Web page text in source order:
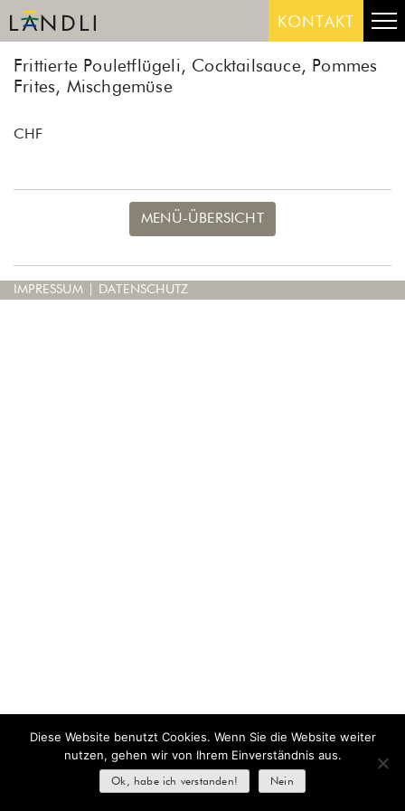
Skip
to
KONTAKT
Frittierte Pouletflügeli, Cocktailsauce, Pommes
Frites, Mischgemüse
CHF
MENÜ-ÜBERSICHT
IMPRESSUM DATENSCHUTZ
Diese Website benutzt Cookies. Wenn Sie die Website weiter
nutzen, gehen wir von Ihrem Einverständnis aus.
Ok, habe ich verstanden! Nein